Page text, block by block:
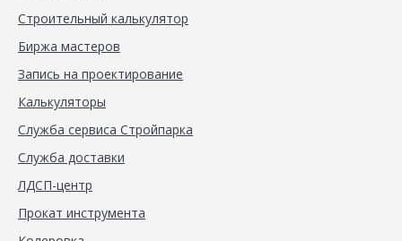
Строительный калькулятор
Биржа мастеров
Запись на проектирование
Калькуляторы
Служба сервиса Стройпарка
Служба доставки
ЛДСП-центр
Прокат инструмента